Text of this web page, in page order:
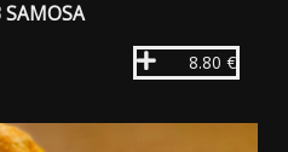
SAMOSA
8.80 €